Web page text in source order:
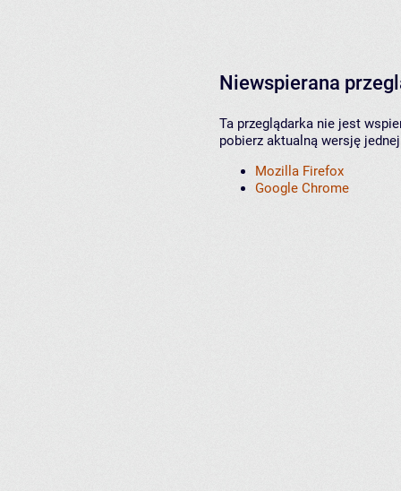
Niewspierana
Ta przeglądarka nie jest
pobierz aktualną wersję
Mozilla Firefox
Google Chrome